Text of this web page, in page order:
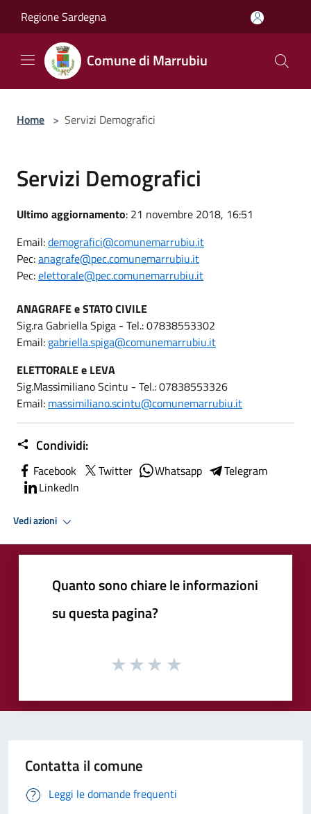
Regione Sardegna
Comune di Marrubiu
Home > Servizi Demografici
Servizi Demografici
Ultimo aggiornamento: 21 novembre 2018, 16:51
Email:demografici@comunemarrubiu.it
Pec:anagrafe@pec.comunemarrubiu.it
Pec:elettorale@pec.comunemarrubiu.it
ANAGRAFE e STATO CIVILE
Sig.ra Gabriella Spiga - Tel.: 07838553302
Email: gabriella.spiga@comunemarrubiu.it
ELETTORALE e LEVA
Sig.Massimiliano Scintu - Tel.: 07838553326
Email: massimiliano.scintu@comunemarrubiu.it
Condividi:
Facebook Twitter Whatsapp
Telegram
LinkedIn
Vedi azioni
Quanto sono chiare le informazioni
su questa pagina?
Contatta il comune
Leggi le domande frequenti